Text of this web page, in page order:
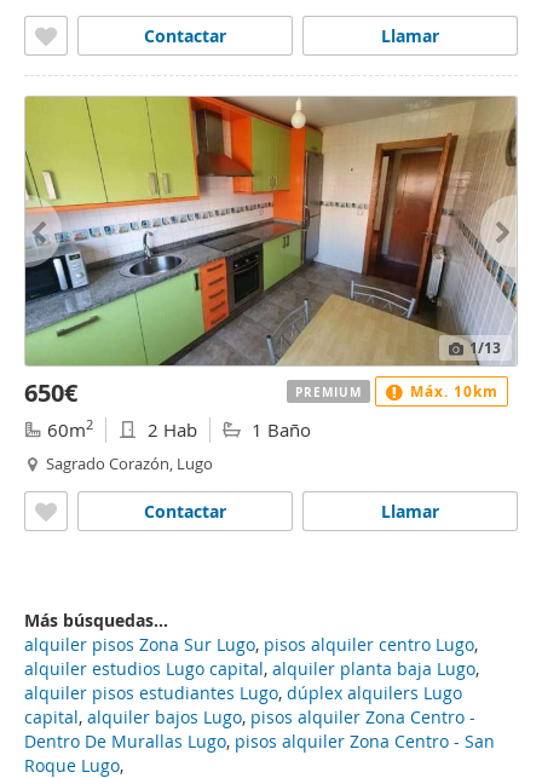
Llamar
Contactar
1/13
650€
60m2 2 Hab 1 Baño
Sagrado Corazón, Lugo
Llamar
Contactar
PREMIUM Máx. 10km
Más búsquedas...
alquiler pisos Zona Sur Lugo, pisos alquiler centro Lugo,
alquiler estudios Lugo capital, alquiler planta baja Lugo,
alquiler pisos estudiantes Lugo, dúplex alquilers Lugo
capital, alquiler bajos Lugo, pisos alquiler Zona Centro -
Dentro De Murallas Lugo, pisos alquiler Zona Centro - San
Roque Lugo,